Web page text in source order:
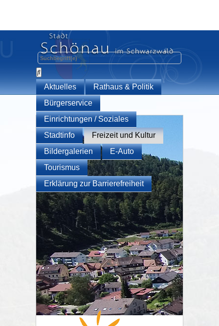
Aktuelles
Rathaus & Politik
Bürgerservice
Einrichtungen / Soziales
Stadtinfo
Freizeit und Kultur
Bildergalerien
E-Auto
Tourismus
Erklärung zur Barrierefreiheit